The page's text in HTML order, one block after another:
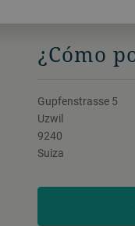
¿Cómo
Gupfenstrasse 5
Uzwil
9240
Suiza